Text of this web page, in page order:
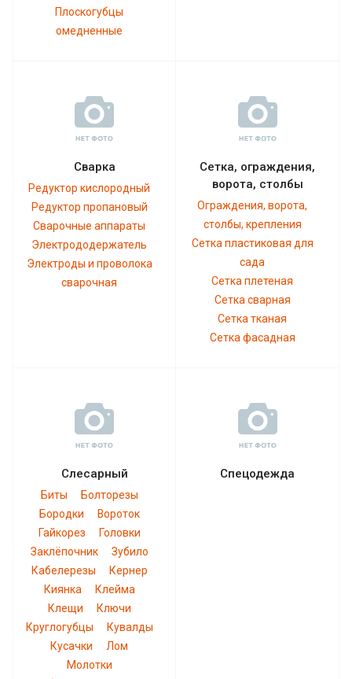
Плоскогубцы
омедненные
Сварка
Редуктор кислородный
Редуктор пропановый
Сварочные аппараты
Электрододержатель
Электроды и проволока
сварочная
Сетка, ограждения,
ворота, столбы
Ограждения, ворота,
столбы, крепления
Сетка пластиковая для
сада
Сетка плетеная
Сетка сварная
Сетка тканая
Сетка фасадная
Слесарный
Биты
Болторезы
Бородки
Вороток
Гайкорез
Головки
Заклёпочник
Зубило
Кабелерезы
Кернер
Киянка
Клейма
Клещи
Ключи
Круглогубцы
Кувалды
Кусачки
Лом
Молотки
Спецодежда